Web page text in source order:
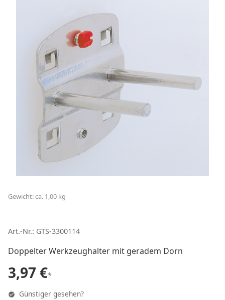
Gewicht: ca. 1,00 kg
Art.-Nr.: GTS-3300114
Doppelter Werkzeughalter mit geradem Dorn
3,97 €*
Günstiger gesehen?